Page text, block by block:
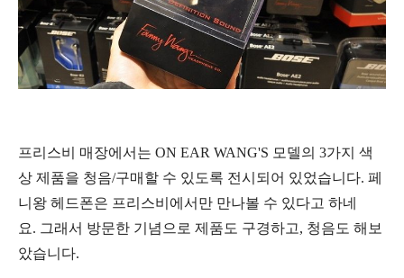
프리스비 매장에서는 ON EAR WANG'S 모델의 3가지 색
상 제품을 청음/구매할 수 있도록 전시되어 있었습니다. 페
니왕 헤드폰은 프리스비에서만 만나볼 수 있다고 하네
요. 그래서 방문한 기념으로 제품도 구경하고, 청음도 해보
았습니다.